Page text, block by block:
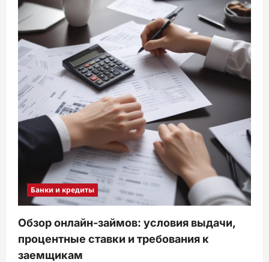
Банки и кредиты
Обзор онлайн-займов: условия выдачи,
процентные ставки и требования к
заемщикам